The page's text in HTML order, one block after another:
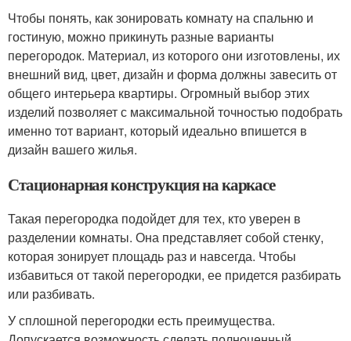
Чтобы понять, как зонировать комнату на спальню и
гостиную, можно прикинуть разные варианты
перегородок. Материал, из которого они изготовлены, их
внешний вид, цвет, дизайн и форма должны завесить от
общего интерьера квартиры. Огромный выбор этих
изделий позволяет с максимальной точностью подобрать
именно тот вариант, который идеально впишется в
дизайн вашего жилья.
Стационарная конструкция на каркасе
Такая перегородка подойдет для тех, кто уверен в
разделении комнаты. Она представляет собой стенку,
которая зонирует площадь раз и навсегда. Чтобы
избавиться от такой перегородки, ее придется разбирать
или разбивать.
У сплошной перегородки есть преимущества.